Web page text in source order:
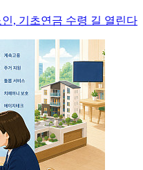
, 기초연금 수령 길 열린다